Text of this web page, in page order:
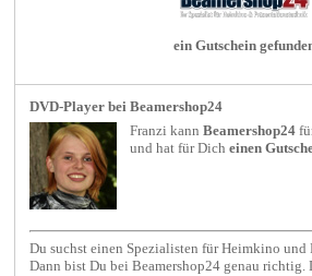
ein Gutschein
DVD-Player bei Beamershop24
Franzi kannBeamershop24
und hat für Dicheinen
Du suchst einen Spezialisten für Heimkino und
Dann bist Du bei Beamershop24 genau richtig.